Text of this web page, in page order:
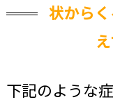
状から
下記のような